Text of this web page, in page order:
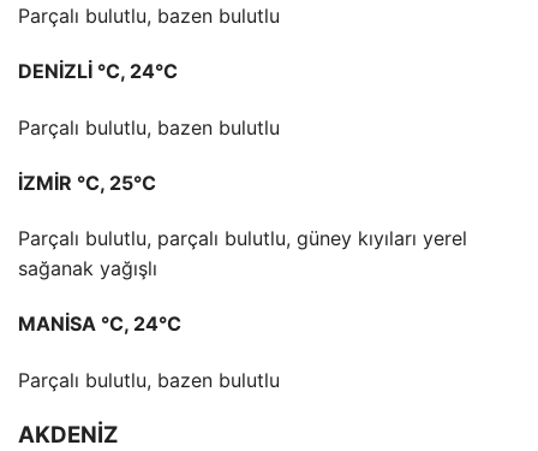
Parçalı bulutlu, bazen bulutlu
DENİZLİ °C, 24°C
Parçalı bulutlu, bazen bulutlu
İZMİR °C, 25°C
Parçalı bulutlu, parçalı bulutlu, güney kıyıları yerel
sağanak yağışlı
MANİSA °C, 24°C
Parçalı bulutlu, bazen bulutlu
AKDENİZ